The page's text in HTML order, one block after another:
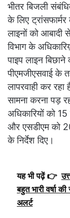
भीतर बिजली
के लिए
लाइनों को आबादी
विभाग के
पाइप लाइन
पीएमजीएसवाई के
लापरवाही कर
सामना करना पड़
अधिकारियों को
और एसडीएम को
के निर्देश दिए।
यह भी पढ़ें 👉
बहुत भारी वर्षा
अलर्ट